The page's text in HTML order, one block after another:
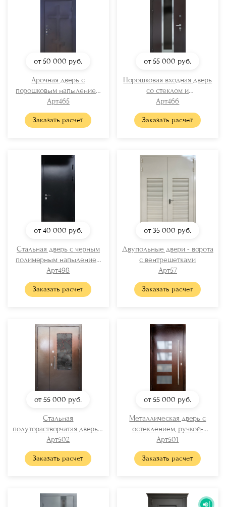
от 50 000 руб.
Арочная дверь с
порошковым напылением
для храма
Арт465
Заказать расчет
от 55 000 руб.
Порошковая входная дверь
со стеклом и
хромированными вставками
Арт466
Заказать расчет
от 40 000 руб.
Стальная дверь с черным
полимерным напылением
«шагрень»
Арт498
Заказать расчет
от 35 000 руб.
Двупольные двери - ворота
с вентрешетками
Арт57
Заказать расчет
от 55 000 руб.
Стальная
полуторастворчатая дверь с
порошковым напылением
(стекло + решетка)
Арт502
Заказать расчет
от 55 000 руб.
Металлическая дверь с
остеклением, ручкой-
рейлингом и порошковой
покраской «антик»
Арт501
Заказать расчет